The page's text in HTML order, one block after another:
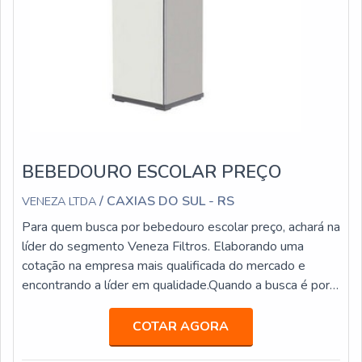
BEBEDOURO ESCOLAR PREÇO
VENEZA LTDA / CAXIAS DO SUL - RS
Para quem busca por bebedouro escolar preço, achará na
líder do segmento Veneza Filtros. Elaborando uma
cotação na empresa mais qualificada do mercado e
encontrando a líder em qualidade.Quando a busca é por
bebedouro escolar preço, com a melhor mão de obra da
Veneza Filtros alcançará assertividade com
comprometimento com os resultados dos clientes.UM
COTAR AGORA